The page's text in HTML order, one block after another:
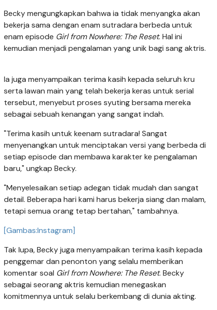
Becky mengungkapkan bahwa ia tidak menyangka akan
bekerja sama dengan enam sutradara berbeda untuk
enam episode Girl from Nowhere: The Reset. Hal ini
kemudian menjadi pengalaman yang unik bagi sang aktris.
Ia juga menyampaikan terima kasih kepada seluruh kru
serta lawan main yang telah bekerja keras untuk serial
tersebut, menyebut proses syuting bersama mereka
sebagai sebuah kenangan yang sangat indah.
"Terima kasih untuk keenam sutradara! Sangat
menyenangkan untuk menciptakan versi yang berbeda di
setiap episode dan membawa karakter ke pengalaman
baru," ungkap Becky.
"Menyelesaikan setiap adegan tidak mudah dan sangat
detail. Beberapa hari kami harus bekerja siang dan malam,
tetapi semua orang tetap bertahan," tambahnya.
[Gambas:Instagram]
Tak lupa, Becky juga menyampaikan terima kasih kepada
penggemar dan penonton yang selalu memberikan
komentar soal Girl from Nowhere: The Reset. Becky
sebagai seorang aktris kemudian menegaskan
komitmennya untuk selalu berkembang di dunia akting.